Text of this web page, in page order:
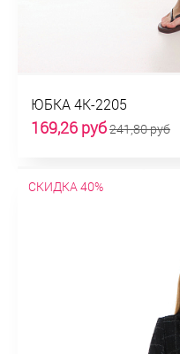
ЮБКА 4К-2205
169,26 руб241,80 руб
СКИДКА 40%